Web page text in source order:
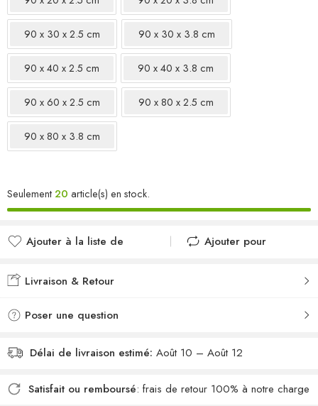
90 x 30 x 2.5 cm 90 x 30 x 3.8 cm
90 x 40 x 2.5 cm 90 x 40 x 3.8 cm
90 x 60 x 2.5 cm 90 x 80 x 2.5 cm
90 x 80 x 3.8 cm
Seulement20 article(s) en stock.
Ajouter à la liste de
Ajouté à la liste de
Ajouter pour
Livraison & Retour
Poser une question
Délai de livraison estimé: Août 10 – Août 12
Satisfait ou remboursé: frais de retour 100% à notre charge